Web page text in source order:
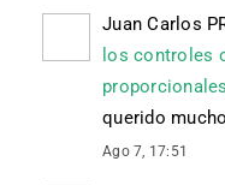
Juan Carlos
los controles
proporcionales
querido
Ago 7, 17:51